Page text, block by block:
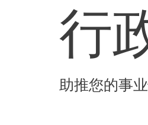
行
助推您的事